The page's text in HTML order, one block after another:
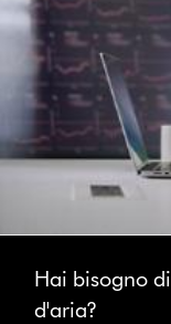
Hai bisogno
d'aria?